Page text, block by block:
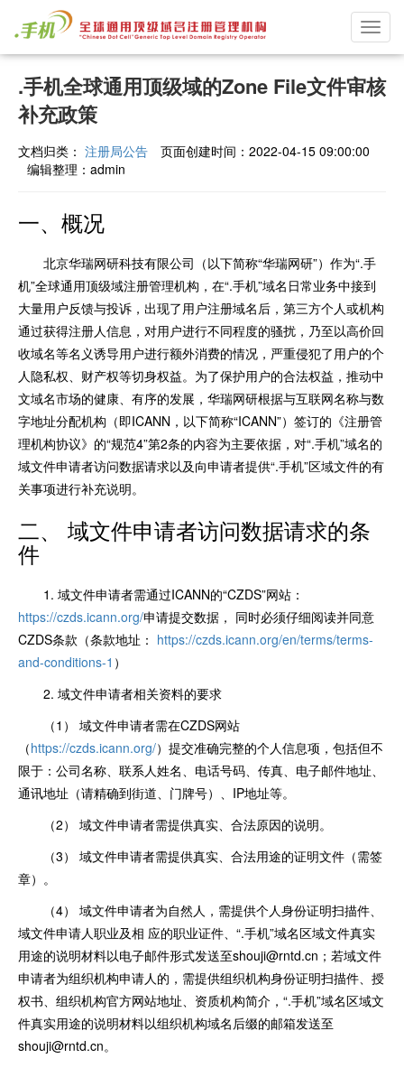
.手机全球通用顶级域的Zone File文件审核
补充政策
文档归类： 注册局公告
页面创建时间：2022-04-15 09:00:00
编辑整理：admin
一、概况
北京华瑞网研科技有限公司（以下简称“华瑞网研”）作为“.手
机”全球通用顶级域注册管理机构，在“.手机”域名日常业务中接到
大量用户反馈与投诉，出现了用户注册域名后，第三方个人或机构
通过获得注册人信息，对用户进行不同程度的骚扰，乃至以高价回
收域名等名义诱导用户进行额外消费的情况，严重侵犯了用户的个
人隐私权、财产权等切身权益。为了保护用户的合法权益，推动中
文域名市场的健康、有序的发展，华瑞网研根据与互联网名称与数
字地址分配机构（即ICANN，以下简称“ICANN”）签订的《注册管
理机构协议》的“规范4”第2条的内容为主要依据，对“.手机”域名的
域文件申请者访问数据请求以及向申请者提供“.手机”区域文件的有
关事项进行补充说明。
二、 域文件申请者访问数据请求的条
件
1. 域文件申请者需通过ICANN的“CZDS”网站：
https://czds.icann.org/申请提交数据， 同时必须仔细阅读并同意
CZDS条款（条款地址： https://czds.icann.org/en/terms/terms-
and-conditions-1 ）
2. 域文件申请者相关资料的要求
（1） 域文件申请者需在CZDS网站
（https://czds.icann.org/）提交准确完整的个人信息项，包括但不
限于：公司名称、联系人姓名、电话号码、传真、电子邮件地址、
通讯地址（请精确到街道、门牌号）、IP地址等。
（2） 域文件申请者需提供真实、合法原因的说明。
（3） 域文件申请者需提供真实、合法用途的证明文件（需签
章）。
（4） 域文件申请者为自然人，需提供个人身份证明扫描件、
域文件申请人职业及相 应的职业证件、“.手机”域名区域文件真实
用途的说明材料以电子邮件形式发送至shouji@rntd.cn；若域文件
申请者为组织机构申请人的，需提供组织机构身份证明扫描件、授
权书、组织机构官方网站地址、资质机构简介，“.手机”域名区域文
件真实用途的说明材料以组织机构域名后缀的邮箱发送至
shouji@rntd.cn。